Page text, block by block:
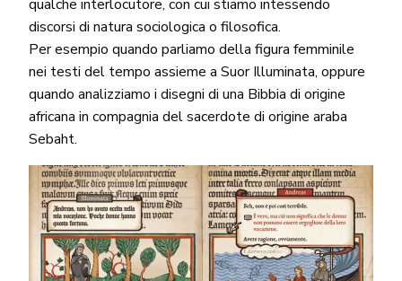
qualche interlocutore, con cui stiamo intessendo
discorsi di natura sociologica o filosofica.
Per esempio quando parliamo della figura femminile
nei testi del tempo assieme a Suor Illuminata, oppure
quando analizziamo i disegni di una Bibbia di origine
africana in compagnia del sacerdote di origine araba
Sebaht.